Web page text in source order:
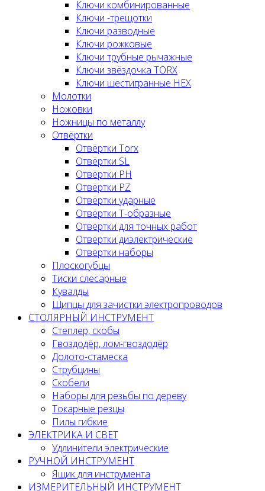
Ключи комбинированные
Ключи -трещотки
Ключи разводные
Ключи рожковые
Ключи трубные рычажные
Ключи звёздочка TORX
Ключи шестигранные HEX
Молотки
Ножовки
Ножницы по металлу
Отвёртки
Отвёртки Torx
Отвёртки SL
Отвёртки PH
Отвёртки PZ
Отвёртки ударные
Отвёртки Т-образные
Отвёртки для точных работ
Отвёртки диэлектрические
Отвёртки наборы
Плоскогубцы
Тиски слесарные
Кувалды
Щипцы для зачистки электропроводов
СТОЛЯРНЫЙ ИНСТРУМЕНТ
Степлер, скобы
Гвоздодёр, лом-гвоздодёр
Долото-стамеска
Струбцины
Скобели
Наборы для резьбы по дереву
Токарные резцы
Пилы гибкие
ЭЛЕКТРИКА И СВЕТ
Удлинители электрические
РУЧНОЙ ИНСТРУМЕНТ
Ящик для инструмента
ИЗМЕРИТЕЛЬНЫЙ ИНСТРУМЕНТ